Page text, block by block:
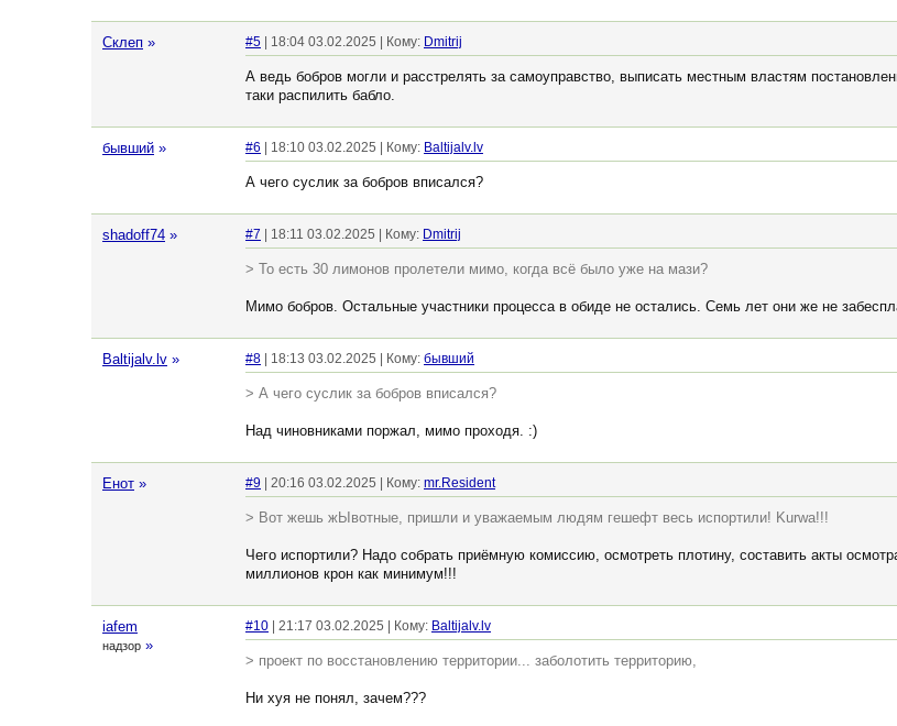
Склеп » #5 | 18:04 03.02.2025 | Кому: Dmitrij
А ведь бобров могли и расстрелять за самоуправство, выписать местным властям
таки распилить бабло.
бывший » #6 | 18:10 03.02.2025 | Кому: Baltijalv.lv
А чего суслик за бобров вписался?
shadoff74 » #7 | 18:11 03.02.2025 | Кому: Dmitrij
> То есть 30 лимонов пролетели мимо, когда всё было уже на мази?
Мимо бобров. Остальные участники процесса в обиде не остались. Семь лет они же не
Baltijalv.lv » #8 | 18:13 03.02.2025 | Кому: бывший
> А чего суслик за бобров вписался?
Над чиновниками поржал, мимо проходя. :)
Енот » #9 | 20:16 03.02.2025 | Кому: mr.Resident
> Вот жешь жЫвотные, пришли и уважаемым людям гешефт весь испортили! Kurwa!!!
Чего испортили? Надо собрать приёмную комиссию, осмотреть плотину, составить акты
миллионов крон как минимум!!!
iafem
надзор »
#10 | 21:17 03.02.2025 | Кому: Baltijalv.lv
> проект по восстановлению территории... заболотить территорию,
Ни хуя не понял, зачем???